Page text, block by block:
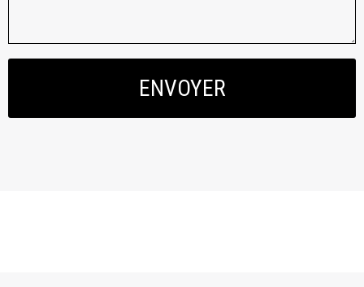
ENVOYER